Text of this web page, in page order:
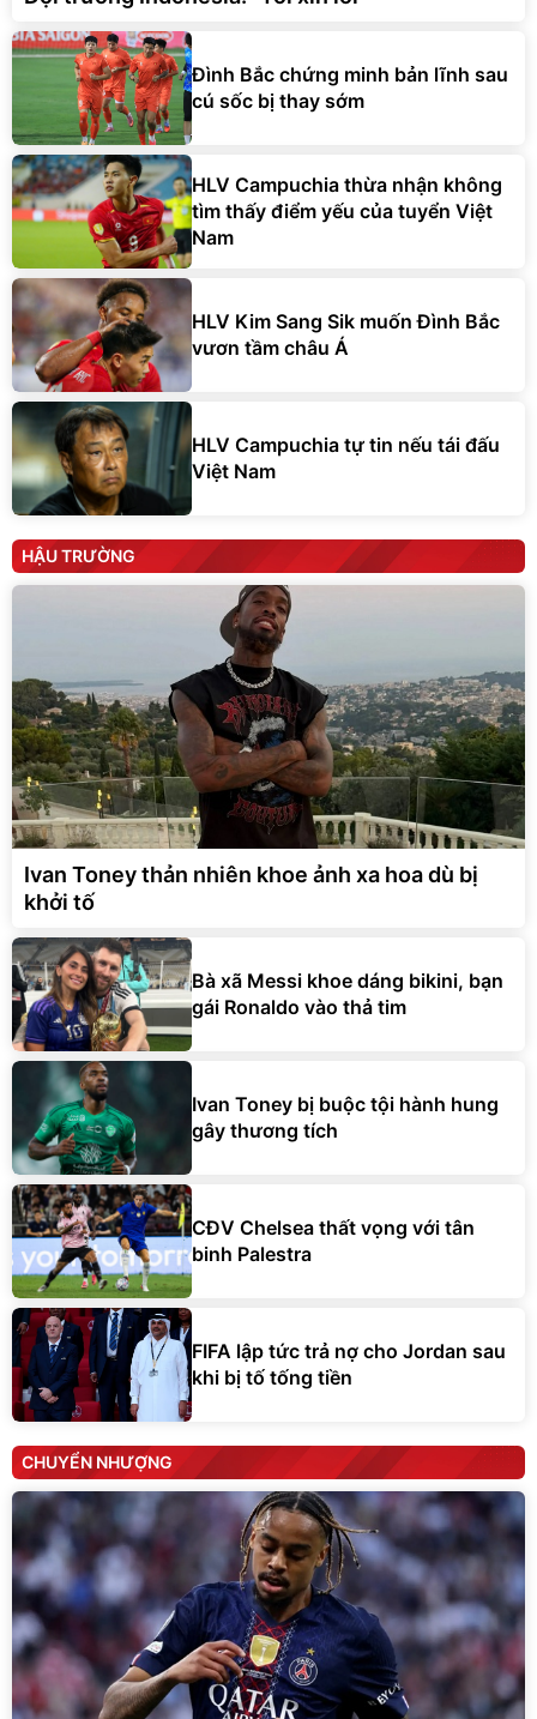
Đình Bắc chứng minh bản lĩnh sau
cú sốc bị thay sớm
HLV Campuchia thừa nhận không
tìm thấy điểm yếu của tuyển Việt
Nam
HLV Kim Sang Sik muốn Đình Bắc
vươn tầm châu Á
HLV Campuchia tự tin nếu tái đấu
Việt Nam
HẬU TRƯỜNG
Ivan Toney thản nhiên khoe ảnh xa hoa dù bị
khởi tố
Bà xã Messi khoe dáng bikini, bạn
gái Ronaldo vào thả tim
Ivan Toney bị buộc tội hành hung
gây thương tích
CĐV Chelsea thất vọng với tân
binh Palestra
FIFA lập tức trả nợ cho Jordan sau
khi bị tố tống tiền
CHUYỂN NHƯỢNG